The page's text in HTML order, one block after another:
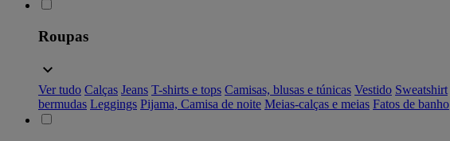
Roupas
Ver tudo Calças Jeans T-shirts e tops Camisas, blusas e túnicas Vestido Sweatshirt
bermudas Leggings Pijama, Camisa de noite Meias-calças e meias Fatos de banho